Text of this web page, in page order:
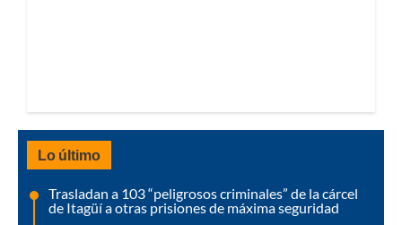
Lo último
Trasladan a 103 “peligrosos criminales” de la cárcel
de Itagüí a otras prisiones de máxima seguridad